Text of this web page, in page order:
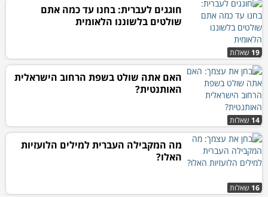
19 שאלות
חוגגים לעברית: בחנו עד כמה אתם
שולטים בלשוננו הלאומית
14 שאלות
האם אתה שולט בשפת הרחוב הישראלית
האותנטית?
16 שאלות
מה המקבילה העברית למילים הלועזיות
האלו?